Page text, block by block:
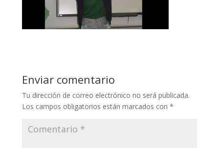
Enviar comentario
Tu dirección de correo electrónico no será publicada.
Los campos obligatorios están marcados con *